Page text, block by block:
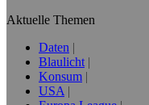
Aktuelle Themen
Daten
Blaulicht
Konsum
USA